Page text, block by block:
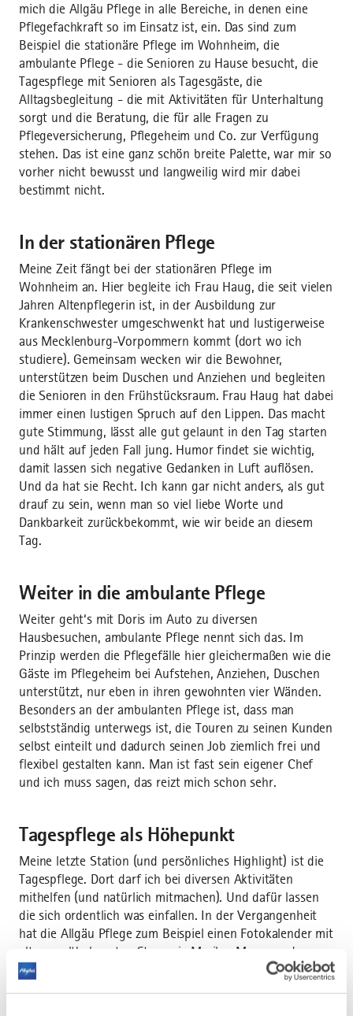
mich die Allgäu Pflege in alle Bereiche, in denen eine
Pflegefachkraft so im Einsatz ist, ein. Das sind zum
Beispiel die stationäre Pflege im Wohnheim, die
ambulante Pflege - die Senioren zu Hause besucht, die
Tagespflege mit Senioren als Tagesgäste, die
Alltagsbegleitung - die mit Aktivitäten für Unterhaltung
sorgt und die Beratung, die für alle Fragen zu
Pflegeversicherung, Pflegeheim und Co. zur Verfügung
stehen. Das ist eine ganz schön breite Palette, war mir so
vorher nicht bewusst und langweilig wird mir dabei
bestimmt nicht.
In der stationären Pflege
Meine Zeit fängt bei der stationären Pflege im
Wohnheim an. Hier begleite ich Frau Haug, die seit vielen
Jahren Altenpflegerin ist, in der Ausbildung zur
Krankenschwester umgeschwenkt hat und lustigerweise
aus Mecklenburg-Vorpommern kommt (dort wo ich
studiere). Gemeinsam wecken wir die Bewohner,
unterstützen beim Duschen und Anziehen und begleiten
die Senioren in den Frühstücksraum. Frau Haug hat dabei
immer einen lustigen Spruch auf den Lippen. Das macht
gute Stimmung, lässt alle gut gelaunt in den Tag starten
und hält auf jeden Fall jung. Humor findet sie wichtig,
damit lassen sich negative Gedanken in Luft auflösen.
Und da hat sie Recht. Ich kann gar nicht anders, als gut
drauf zu sein, wenn man so viel liebe Worte und
Dankbarkeit zurückbekommt, wie wir beide an diesem
Tag.
Weiter in die ambulante Pflege
Weiter geht‘s mit Doris im Auto zu diversen
Hausbesuchen, ambulante Pflege nennt sich das. Im
Prinzip werden die Pflegefälle hier gleichermaßen wie die
Gäste im Pflegeheim bei Aufstehen, Anziehen, Duschen
unterstützt, nur eben in ihren gewohnten vier Wänden.
Besonders an der ambulanten Pflege ist, dass man
selbstständig unterwegs ist, die Touren zu seinen Kunden
selbst einteilt und dadurch seinen Job ziemlich frei und
flexibel gestalten kann. Man ist fast sein eigener Chef
und ich muss sagen, das reizt mich schon sehr.
Tagespflege als Höhepunkt
Meine letzte Station (und persönliches Highlight) ist die
Tagespflege. Dort darf ich bei diversen Aktivitäten
mithelfen (und natürlich mitmachen). Und dafür lassen
die sich ordentlich was einfallen. In der Vergangenheit
hat die Allgäu Pflege zum Beispiel einen Fotokalender mit
alten, weltbekannten Stars wie Marilyn Monroe oder
Audrey Hepburn produziert. Der Clou dabei war: Die